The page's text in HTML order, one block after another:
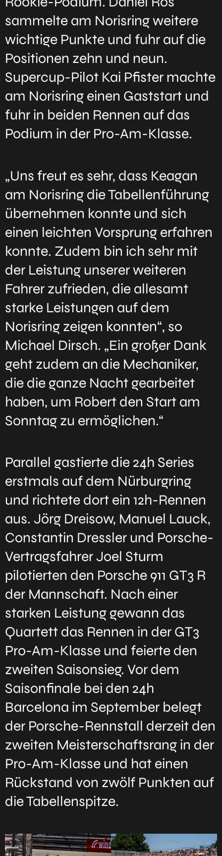
sammelte am Norisring weitere
wichtige Punkte und fuhr auf die
Positionen zehn und neun.
Supercup-Pilot Kai Pfister machte
am Norisring einen Gaststart und
fuhr in beiden Rennen auf das
Podium in der Pro-Am-Klasse.
„Uns freut es sehr, dass Keagan
am Norisring die Tabellenführung
übernehmen konnte und sich
einen leichten Vorsprung erfahren
konnte. Zudem bin ich sehr mit
der Leistung unserer weiteren
Fahrer zufrieden, die allesamt
starke Leistungen auf dem
Norisring zeigen konnten“, so
Michael Dirsch. „Ein großer Dank
geht zudem an die Mechaniker,
die die ganze Nacht gearbeitet
haben, um Robert den Start am
Sonntag zu ermöglichen.“
Parallel gastierte die 24h Series
erstmals auf dem Nürburgring
und richtete dort ein 12h-Rennen
aus. Jörg Dreisow, Manuel Lauck,
Constantin Dressler und Porsche-
Vertragsfahrer Joel Sturm
pilotierten den Porsche 911 GT3 R
der Mannschaft. Nach einer
starken Leistung gewann das
Quartett das Rennen in der GT3
Pro-Am-Klasse und feierte den
zweiten Saisonsieg. Vor dem
Saisonfinale bei den 24h
Barcelona im September belegt
der Porsche-Rennstall derzeit den
zweiten Meisterschaftsrang in der
Pro-Am-Klasse und hat einen
Rückstand von zwölf Punkten auf
die Tabellenspitze.